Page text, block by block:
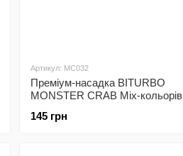
Артикул: MC032
Преміум-насадка BITURBO
MONSTER CRAB Mix-кольорів
145 грн